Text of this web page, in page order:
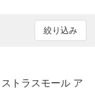
絞り込み
トラスモール ア